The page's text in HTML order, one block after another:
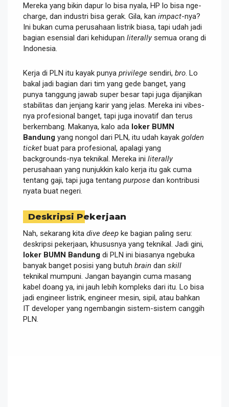
Mereka yang bikin dapur lo bisa nyala, HP lo bisa nge-
charge, dan industri bisa gerak. Gila, kan impact-nya?
Ini bukan cuma perusahaan listrik biasa, tapi udah jadi
bagian esensial dari kehidupan literallysemua orang di
Indonesia.
Kerja di PLN itu kayak punya privilege sendiri, bro . Lo
bakal jadi bagian dari tim yang gede banget, yang
punya tanggung jawab super besar tapi juga dijanjikan
stabilitas dan jenjang karir yang jelas. Mereka ini vibes-
nya profesional banget, tapi juga inovatif dan terus
berkembang. Makanya, kalo ada loker BUMN
Bandung yang nongol dari PLN, itu udah kayak golden
ticket buat para profesional, apalagi yang
backgrounds-nya teknikal. Mereka ini literally
perusahaan yang nunjukkin kalo kerja itu gak cuma
tentang gaji, tapi juga tentang purpose dan kontribusi
nyata buat negeri.
Deskripsi Pekerjaan
Nah, sekarang kita dive deep ke bagian paling seru:
deskripsi pekerjaan, khususnya yang teknikal. Jadi gini,
loker BUMN Bandung di PLN ini biasanya ngebuka
banyak banget posisi yang butuh brain dan skill
teknikal mumpuni. Jangan bayangin cuma masang
kabel doang ya, ini jauh lebih kompleks dari itu. Lo bisa
jadi engineer listrik, engineer mesin, sipil, atau bahkan
IT developer yang ngembangin sistem-sistem canggih
PLN.